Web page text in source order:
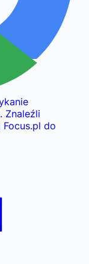
Znaleźli
Focus.pl do